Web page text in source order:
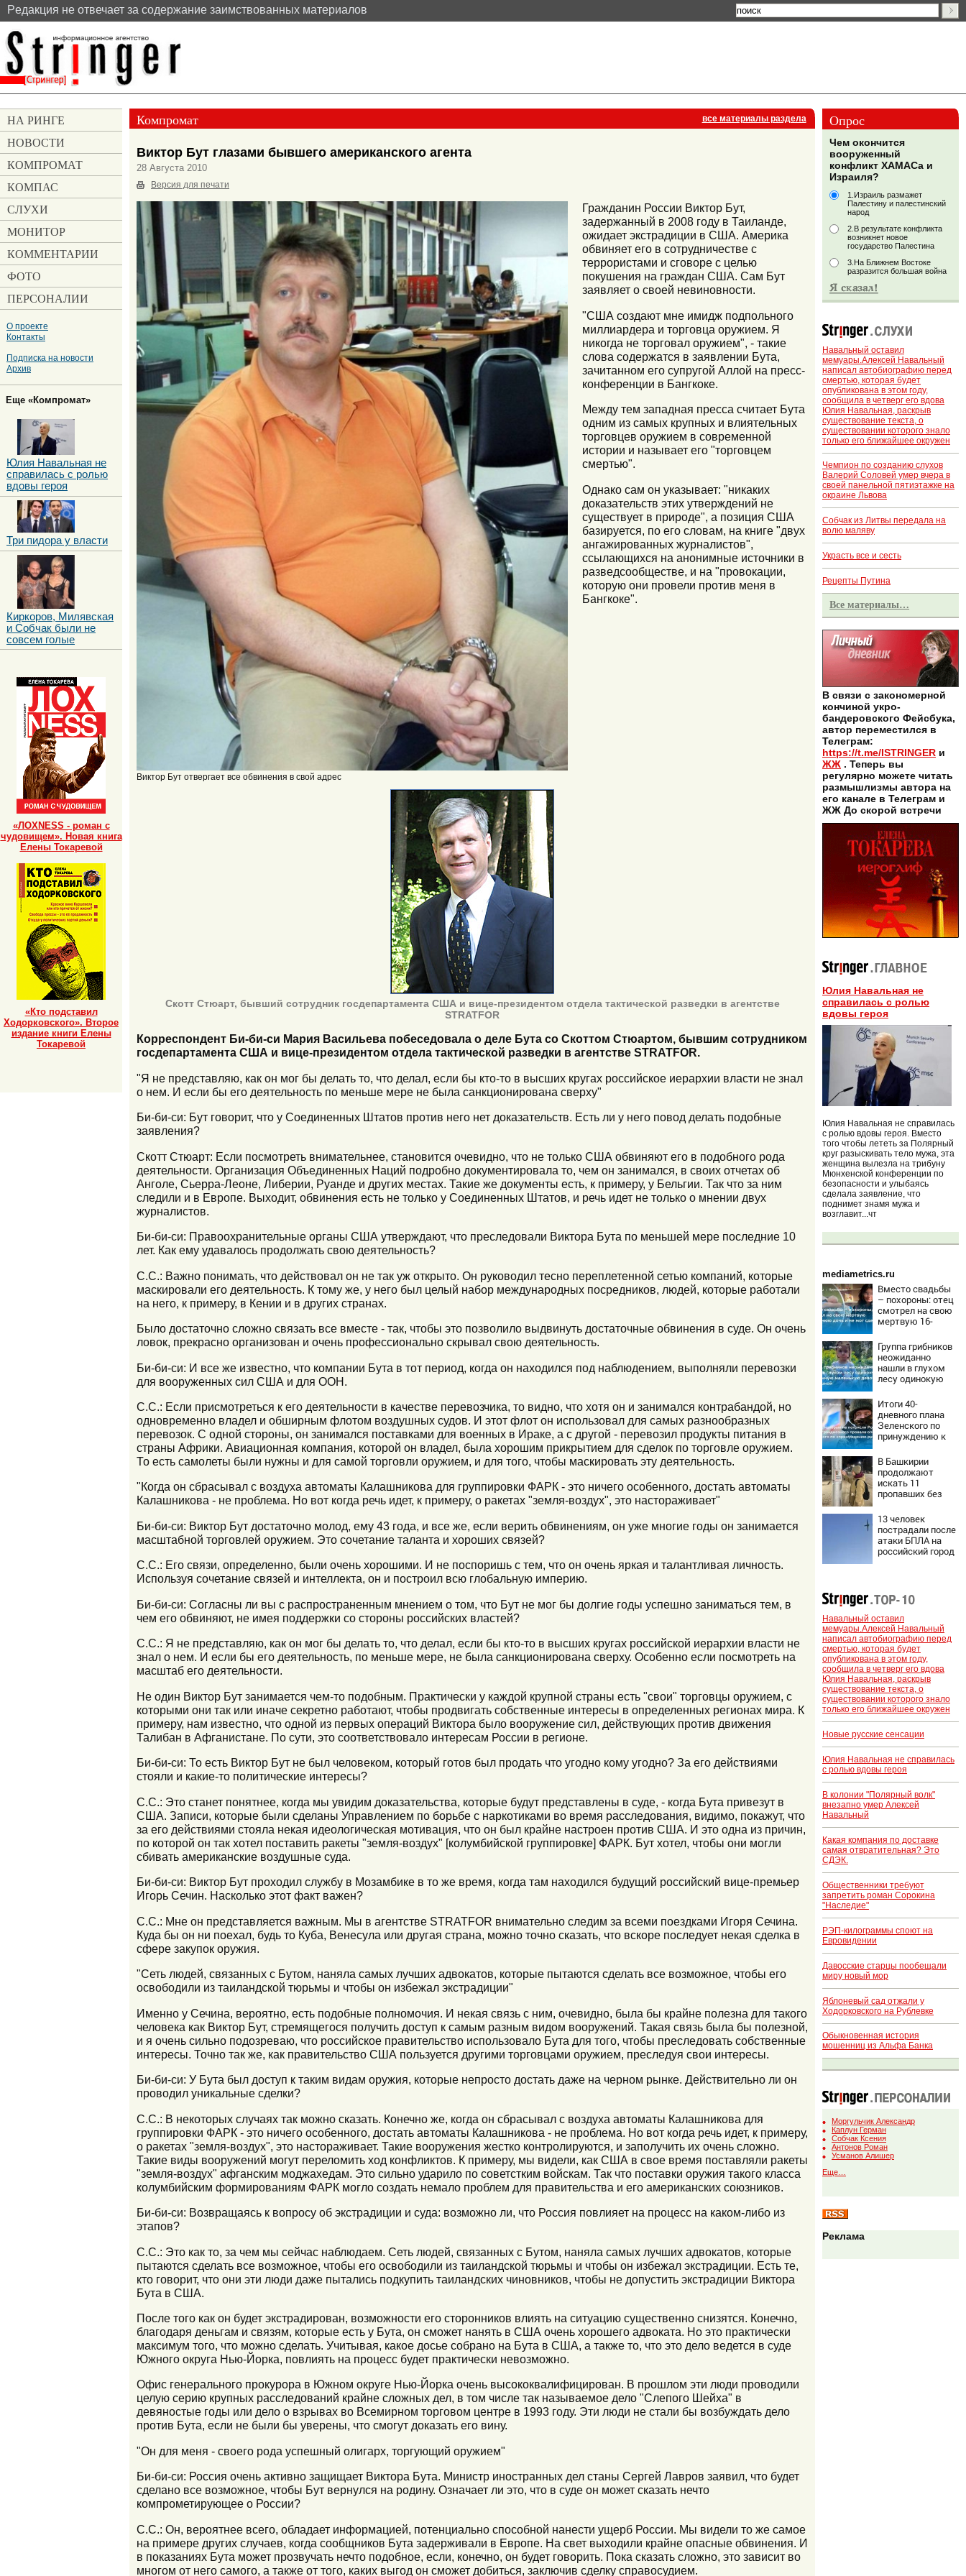
Pедакция не отвечает за содержание заимствованных материалов
Компромат все материалы раздела
Виктор Бут глазами бывшего американского агента
28 Августа 2010
Версия для печати
Виктор Бут отвергает все обвинения в свой адрес
Гражданин России Виктор Бут,
задержанный в 2008 году в Таиланде,
ожидает экстрадиции в США. Америка
обвиняет его в сотрудничестве с
террористами и сговоре с целью
покушения на граждан США. Сам Бут
заявляет о своей невиновности.
"США создают мне имидж подпольного
миллиардера и торговца оружием. Я
никогда не торговал оружием", - такие
слова содержатся в заявлении Бута,
зачитанном его супругой Аллой на пресс-
конференции в Бангкоке.
Между тем западная пресса считает Бута
одним из самых крупных и влиятельных
торговцев оружием в современной
истории и называет его "торговцем
смертью".
Однако сам он указывает: "никаких
доказательств этих утверждений не
существует в природе", а позиция США
базируется, по его словам, на книге "двух
ангажированных журналистов",
ссылающихся на анонимные источники в
разведсообществе, и на "провокации,
которую они провели против меня в
Бангкоке".
Скотт Стюарт, бывший сотрудник госдепартамента США и вице-президентом отдела тактической разведки в агентстве
STRATFOR
Корреспондент Би-би-си Мария Васильева побеседовала о деле Бута со Скоттом Стюартом, бывшим сотрудником
госдепартамента США и вице-президентом отдела тактической разведки в агентстве STRATFOR.
"Я не представляю, как он мог бы делать то, что делал, если бы кто-то в высших кругах российское иерархии власти не знал
о нем. И если бы его деятельность по меньше мере не была санкционирована сверху"
Би-би-си: Бут говорит, что у Соединенных Штатов против него нет доказательств. Есть ли у него повод делать подобные
заявления?
Скотт Стюарт: Если посмотреть внимательнее, становится очевидно, что не только США обвиняют его в подобного рода
деятельности. Организация Объединенных Наций подробно документировала то, чем он занимался, в своих отчетах об
Анголе, Сьерра-Леоне, Либерии, Руанде и других местах. Такие же документы есть, к примеру, у Бельгии. Так что за ним
следили и в Европе. Выходит, обвинения есть не только у Соединенных Штатов, и речь идет не только о мнении двух
журналистов.
Би-би-си: Правоохранительные органы США утверждают, что преследовали Виктора Бута по меньшей мере последние 10
лет. Как ему удавалось продолжать свою деятельность?
С.С.: Важно понимать, что действовал он не так уж открыто. Он руководил тесно переплетенной сетью компаний, которые
маскировали его деятельность. К тому же, у него был целый набор международных посредников, людей, которые работали
на него, к примеру, в Кении и в других странах.
Было достаточно сложно связать все вместе - так, чтобы это позволило выдвинуть достаточные обвинения в суде. Он очень
ловок, прекрасно организован и очень профессионально скрывал свою деятельность.
Би-би-си: И все же известно, что компании Бута в тот период, когда он находился под наблюдением, выполняли перевозки
для вооруженных сил США и для ООН.
С.С.: Если присмотреться к его деятельности в качестве перевозчика, то видно, что хотя он и занимался контрабандой, но
одновременно владел и обширным флотом воздушных судов. И этот флот он использовал для самых разнообразных
перевозок. С одной стороны, он занимался поставками для военных в Ираке, а с другой - перевозил продукты питания в
страны Африки. Авиационная компания, которой он владел, была хорошим прикрытием для сделок по торговле оружием.
То есть самолеты были нужны и для самой торговли оружием, и для того, чтобы маскировать эту деятельность.
"Когда он сбрасывал с воздуха автоматы Калашникова для группировки ФАРК - это ничего особенного, достать автоматы
Калашникова - не проблема. Но вот когда речь идет, к примеру, о ракетах "земля-воздух", это настораживает"
Би-би-си: Виктор Бут достаточно молод, ему 43 года, и все же, если верить обвинениям, он уже многие годы он занимается
масштабной торговлей оружием. Это сочетание таланта и хороших связей?
С.С.: Его связи, определенно, были очень хорошими. И не поспоришь с тем, что он очень яркая и талантливая личность.
Используя сочетание связей и интеллекта, он и построил всю глобальную империю.
Би-би-си: Согласны ли вы с распространенным мнением о том, что Бут не мог бы долгие годы успешно заниматься тем, в
чем его обвиняют, не имея поддержки со стороны российских властей?
С.С.: Я не представляю, как он мог бы делать то, что делал, если бы кто-то в высших кругах российской иерархии власти не
знал о нем. И если бы его деятельность, по меньше мере, не была санкционирована сверху. Особенно если посмотреть на
масштаб его деятельности.
Не один Виктор Бут занимается чем-то подобным. Практически у каждой крупной страны есть "свои" торговцы оружием, с
которыми они так или иначе секретно работают, чтобы продвигать собственные интересы в определенных регионах мира. К
примеру, нам известно, что одной из первых операций Виктора было вооружение сил, действующих против движения
Талибан в Афганистане. По сути, это соответствовало интересам России в регионе.
Би-би-си: То есть Виктор Бут не был человеком, который готов был продать что угодно кому угодно? За его действиями
стояли и какие-то политические интересы?
С.С.: Это станет понятнее, когда мы увидим доказательства, которые будут представлены в суде, - когда Бута привезут в
США. Записи, которые были сделаны Управлением по борьбе с наркотиками во время расследования, видимо, покажут, что
за его действиями стояла некая идеологическая мотивация, что он был крайне настроен против США. И это одна из причин,
по которой он так хотел поставить ракеты "земля-воздух" [колумбийской группировке] ФАРК. Бут хотел, чтобы они могли
сбивать американские воздушные суда.
Би-би-си: Виктор Бут проходил службу в Мозамбике в то же время, когда там находился будущий российский вице-премьер
Игорь Сечин. Насколько этот факт важен?
С.С.: Мне он представляется важным. Мы в агентстве STRATFOR внимательно следим за всеми поездками Игоря Сечина.
Куда бы он ни поехал, будь то Куба, Венесула или другая страна, можно точно сказать, что вскоре последует некая сделка в
сфере закупок оружия.
"Сеть людей, связанных с Бутом, наняла самых лучших адвокатов, которые пытаются сделать все возможное, чтобы его
освободили из таиландской тюрьмы и чтобы он избежал экстрадиции"
Именно у Сечина, вероятно, есть подобные полномочия. И некая связь с ним, очевидно, была бы крайне полезна для такого
человека как Виктор Бут, стремящегося получить доступ к самым разным видом вооружений. Такая связь была бы полезной,
и я очень сильно подозреваю, что российское правительство использовало Бута для того, чтобы преследовать собственные
интересы. Точно так же, как правительство США пользуется другими торговцами оружием, преследуя свои интересы.
Би-би-си: У Бута был доступ к таким видам оружия, которые непросто достать даже на черном рынке. Действительно ли он
проводил уникальные сделки?
С.С.: В некоторых случаях так можно сказать. Конечно же, когда он сбрасывал с воздуха автоматы Калашникова для
группировки ФАРК - это ничего особенного, достать автоматы Калашникова - не проблема. Но вот когда речь идет, к примеру,
о ракетах "земля-воздух", это настораживает. Такие вооружения жестко контролируются, и заполучить их очень сложно.
Такие виды вооружений могут переломить ход конфликтов. К примеру, мы видели, как США в свое время поставляли ракеты
"земля-воздух" афганским моджахедам. Это сильно ударило по советстким войскам. Так что поставки оружия такого класса
колумбийским формированиям ФАРК могло создать немало проблем для правительства и его американских союзников.
Би-би-си: Возвращаясь к вопросу об экстрадиции и суда: возможно ли, что Россия повлияет на процесс на каком-либо из
этапов?
С.С.: Это как то, за чем мы сейчас наблюдаем. Сеть людей, связанных с Бутом, наняла самых лучших адвокатов, которые
пытаются сделать все возможное, чтобы его освободили из таиландской тюрьмы и чтобы он избежал экстрадиции. Есть те,
кто говорит, что они эти люди даже пытались подкупить таиландских чиновников, чтобы не допустить экстрадиции Виктора
Бута в США.
После того как он будет экстрадирован, возможности его сторонников влиять на ситуацию существенно снизятся. Конечно,
благодаря деньгам и связям, которые есть у Бута, он сможет нанять в США очень хорошего адвоката. Но это практически
максимум того, что можно сделать. Учитывая, какое досье собрано на Бута в США, а также то, что это дело ведется в суде
Южного округа Нью-Йорка, повлиять на процесс будет практически невозможно.
Офис генерального прокурора в Южном округе Нью-Йорка очень высококвалифицирован. В прошлом эти люди проводили
целую серию крупных расследований крайне сложных дел, в том числе так называемое дело "Слепого Шейха" в
девяностые годы или дело о взрывах во Всемирном торговом центре в 1993 году. Эти люди не стали бы возбуждать дело
против Бута, если не были бы уверены, что смогут доказать его вину.
"Он для меня - своего рода успешный олигарх, торгующий оружием"
Би-би-си: Россия очень активно защищает Виктора Бута. Министр иностранных дел станы Сергей Лавров заявил, что будет
сделано все возможное, чтобы Бут вернулся на родину. Означает ли это, что в суде он может сказать нечто
компрометирующее о России?
С.С.: Он, вероятнее всего, обладает информацией, потенциально способной нанести ущерб России. Мы видели то же самое
на примере других случаев, когда сообщников Бута задерживали в Европе. На свет выходили крайне опасные обвинения. И
в показаниях Бута может прозвучать нечто подобное, если, конечно, он будет говорить. Пока сказать сложно, это зависит во
многом от него самого, а также от того, каких выгод он сможет добиться, заключив сделку справосудием.
Опрос
Чем окончится
вооруженный
конфликт ХАМАСа и
Израиля?
1.Израиль размажет
Палестину и палестинский
народ
2.В результате конфликта
возникнет новое
государство Палестина
3.На Ближнем Востоке
разразится большая война
Навальный оставил
мемуары.Алексей Навальный
написал автобиографию перед
смертью, которая будет
опубликована в этом году,
сообщила в четверг его вдова
Юлия Навальная, раскрыв
существование текста, о
существовании которого знало
только его ближайшее окружен
Чемпион по созданию слухов
Валерий Соловей умер вчера в
своей панельной пятиэтажке на
окраине Львова
Собчак из Литвы передала на
волю маляву
Украсть все и сесть
Рецепты Путина
Все материалы…
В связи с закономерной
кончиной укро-
бандеровского Фейсбука,
автор переместился в
Телеграм:
https://t.me/ISTRINGER и
ЖЖ . Теперь вы
регулярно можете читать
размышлизмы автора на
его канале в Телеграм и
ЖЖ До скорой встречи
Юлия Навальная не
справилась с ролью
вдовы героя
Юлия Навальная не справилась
с ролью вдовы героя. Вместо
того чтобы лететь за Полярный
круг разыскивать тело мужа, эта
женщина вылезла на трибуну
Мюнхенской конференции по
безопасности и улыбаясь
сделала заявление, что
поднимет знамя мужа и
возглавит...чт
mediametrics.ru
Вместо свадьбы
– похороны: отец
смотрел на свою
мертвую 16-
мог сдержать
слезы
Группа грибников
неожиданно
нашли в глухом
лесу одинокую
маленькую
девочку с
игрушкой
Итоги 40-
дневного плана
Зеленского по
принуждению к
ответила Россия,
полный разбор
провала операции
Украины от
военкора Коца
В Башкирии
продолжают
искать 11
пропавших без
13 человек
пострадали после
атаки БПЛА на
российский город
Навальный оставил
мемуары.Алексей Навальный
написал автобиографию перед
смертью, которая будет
опубликована в этом году,
сообщила в четверг его вдова
Юлия Навальная, раскрыв
существование текста, о
существовании которого знало
только его ближайшее окружен
Новые русские сенсации
Юлия Навальная не справилась
с ролью вдовы героя
В колонии "Полярный волк"
внезапно умер Алексей
Навальный
Какая компания по доставке
самая отвратительная? Это
СДЭК.
Общественники требуют
запретить роман Сорокина
"Наследие"
РЭП-килограммы споют на
Евровидении
Давосские старцы пообещали
миру новый мор
Яблоневый сад отжали у
Ходорковского на Рублевке
Обыкновенная история
мошенниц из Альфа Банка
Моргульчик Александр
Каплун Герман
Собчак Ксения
Антонов Роман
Усманов Алишер
Еще…
Реклама
НА РИНГЕ
НОВОСТИ
КОМПРОМАТ
КОМПАС
СЛУХИ
МОНИТОР
КОММЕНТАРИИ
ФОТО
ПЕРСОНАЛИИ
О проекте
Контакты
Подписка на новости
Архив
Еще «Компромат»
Юлия Навальная не
справилась с ролью
вдовы героя
Три пидора у власти
Киркоров, Милявская
и Собчак были не
совсем голые
«ЛОХNESS - роман с
чудовищем». Новая книга
Елены Токаревой
«Кто подставил
Ходорковского». Второе
издание книги Елены
Токаревой